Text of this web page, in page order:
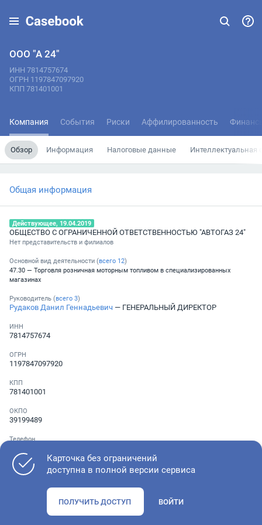
ООО "А 24"
ИНН 7814757674
ОГРН 1197847097920
КПП 781401001
Компания События Риски Аффилированность
Обзор Информация Налоговые данные Интеллектуальная
Общая информация
Действующее, 19.04.2019
ОБЩЕСТВО С ОГРАНИЧЕННОЙ ОТВЕТСТВЕННОСТЬЮ "АВТОГАЗ 24"
Нет представительств и филиалов
Основной вид деятельности (всего 12)
47.30 — Торговля розничная моторным топливом в специализированных
магазинах
Руководитель (всего 3)
Рудаков Данил Геннадьевич — ГЕНЕРАЛЬНЫЙ ДИРЕКТОР
ИНН
7814757674
ОГРН
1197847097920
КПП
781401001
ОКПО
39199489
Телефон
Как оценить состояние компании
Карточка без ограничений
доступна в полной версии сервиса
ПОЛУЧИТЬ ДОСТУП ВОЙТИ